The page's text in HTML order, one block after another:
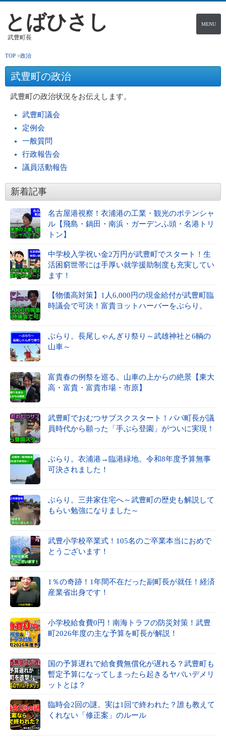
とばひさし
武豊町長
MENU
TOP 政治
武豊町の政治
武豊町の政治状況をお伝えします。
武豊町議会
定例会
一般質問
行政報告会
議員活動報告
新着記事
名古屋港視察！衣浦港の工業・観光のポテンシャ
ル【飛島・鍋田・南浜・ガーデンふ頭・名港トリ
トン】
中学校入学祝い金2万円が武豊町でスタート！生
活困窮世帯には手厚い就学援助制度も充実してい
ます！
【物価高対策】1人6,000円の現金給付が武豊町臨
時議会で可決！富貴ヨットハーバーをぶらり。
ぶらり。長尾しゃんぎり祭り～武雄神社と6輌の
山車～
富貴春の例祭を巡る。山車の上からの絶景【東大
高・富貴・富貴市場・市原】
武豊町でおむつサブスクスタート！パパ町長が議
員時代から願った「手ぶら登園」がついに実現！
ぶらり。衣浦港→臨港緑地。令和8年度予算無事
可決されました！
ぶらり。三井家住宅へ～武豊町の歴史も解説して
もらい勉強になりました～
武豊小学校卒業式！105名のご卒業本当におめで
とうございます！
1％の奇跡！1年間不在だった副町長が就任！経済
産業省出身です！
小学校給食費0円！南海トラフの防災対策！武豊
町2026年度の主な予算を町長が解説！
国の予算遅れで給食費無償化が遅れる？武豊町も
暫定予算になってしまったら起きるヤバいデメリ
ットとは？
臨時会2回の謎。実は1回で終われた？誰も教えて
くれない「修正案」のルール